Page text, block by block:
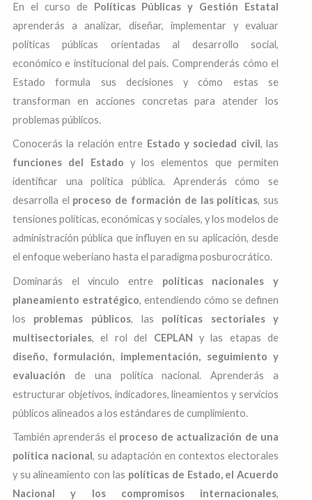
En el curso de Políticas Públicas y Gestión Estatal
aprenderás a analizar, diseñar, implementar y evaluar
políticas públicas orientadas al desarrollo social,
económico e institucional del país. Comprenderás cómo el
Estado formula sus decisiones y cómo estas se
transforman en acciones concretas para atender los
problemas públicos.
Conocerás la relación entre Estado y sociedad civil, las
funciones del Estado y los elementos que permiten
identificar una política pública. Aprenderás cómo se
desarrolla el proceso de formación de las políticas, sus
tensiones políticas, económicas y sociales, y los modelos de
administración pública que influyen en su aplicación, desde
el enfoque weberiano hasta el paradigma posburocrático.
Dominarás el vínculo entre políticas nacionales y
planeamiento estratégico, entendiendo cómo se definen
los problemas públicos, las políticas sectoriales y
multisectoriales, el rol del CEPLAN y las etapas de
diseño, formulación, implementación, seguimiento y
evaluación de una política nacional. Aprenderás a
estructurar objetivos, indicadores, lineamientos y servicios
públicos alineados a los estándares de cumplimiento.
También aprenderás el proceso de actualización de una
política nacional, su adaptación en contextos electorales
y su alineamiento con las políticas de Estado, el Acuerdo
Nacional y los compromisos internacionales,